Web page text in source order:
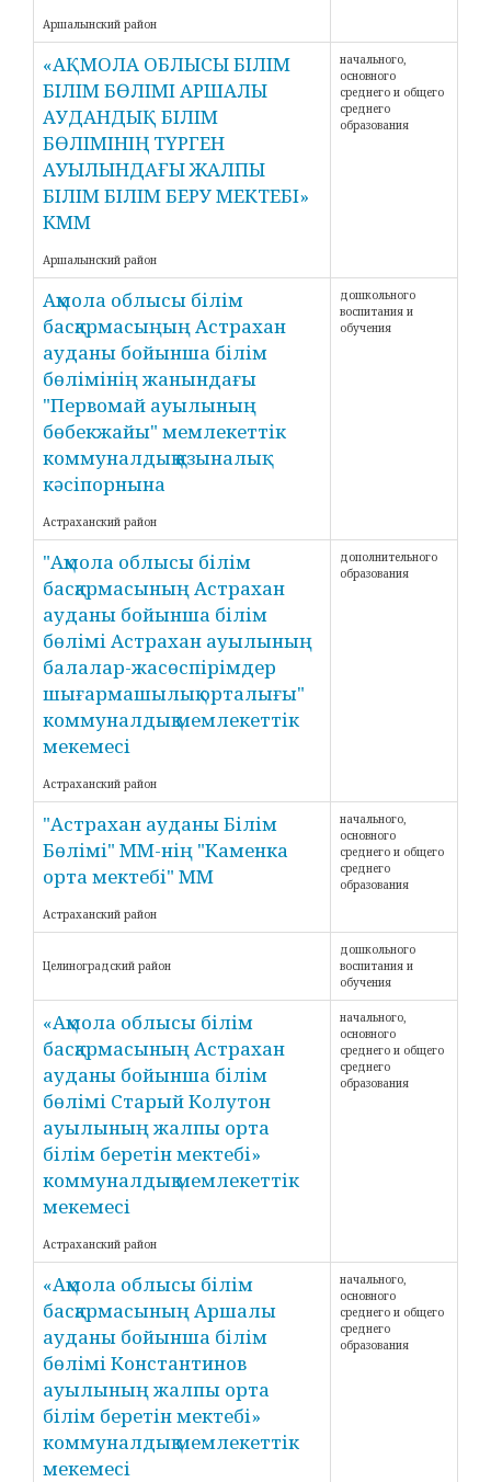
Аршалынский район
«АҚМОЛА ОБЛЫСЫ БІЛІМ
БІЛІМ БӨЛІМІ АРШАЛЫ
АУДАНДЫҚ БІЛІМ
БӨЛІМІНІҢ ТҮРГЕН
АУЫЛЫНДАҒЫ ЖАЛПЫ
БІЛІМ БІЛІМ БЕРУ МЕКТЕБІ»
КММ
Аршалынский район
начального,
основного
среднего и общего
среднего
образования
Ақмола облысы білім
басқармасыңың Астрахан
ауданы бойынша білім
бөлімінің жанындағы
"Первомай ауылының
бөбекжайы" мемлекеттік
коммуналдық қазыналық
кәсіпорнына
Астраханский район
дошкольного
воспитания и
обучения
"Ақмола облысы білім
басқармасының Астрахан
ауданы бойынша білім
бөлімі Астрахан ауылының
балалар-жасөспірімдер
шығармашылық орталығы"
коммуналдық мемлекеттік
мекемесі
Астраханский район
дополнительного
образования
"Астрахан ауданы Білім
Бөлімі" ММ-нің "Каменка
орта мектебі" ММ
Астраханский район
начального,
основного
среднего и общего
среднего
образования
Целиноградский район
дошкольного
воспитания и
обучения
«Ақмола облысы білім
басқармасының Астрахан
ауданы бойынша білім
бөлімі Старый Колутон
ауылының жалпы орта
білім беретін мектебі»
коммуналдық мемлекеттік
мекемесі
Астраханский район
начального,
основного
среднего и общего
среднего
образования
«Ақмола облысы білім
басқармасының Аршалы
ауданы бойынша білім
бөлімі Константинов
ауылының жалпы орта
білім беретін мектебі»
коммуналдық мемлекеттік
мекемесі
начального,
основного
среднего и общего
среднего
образования